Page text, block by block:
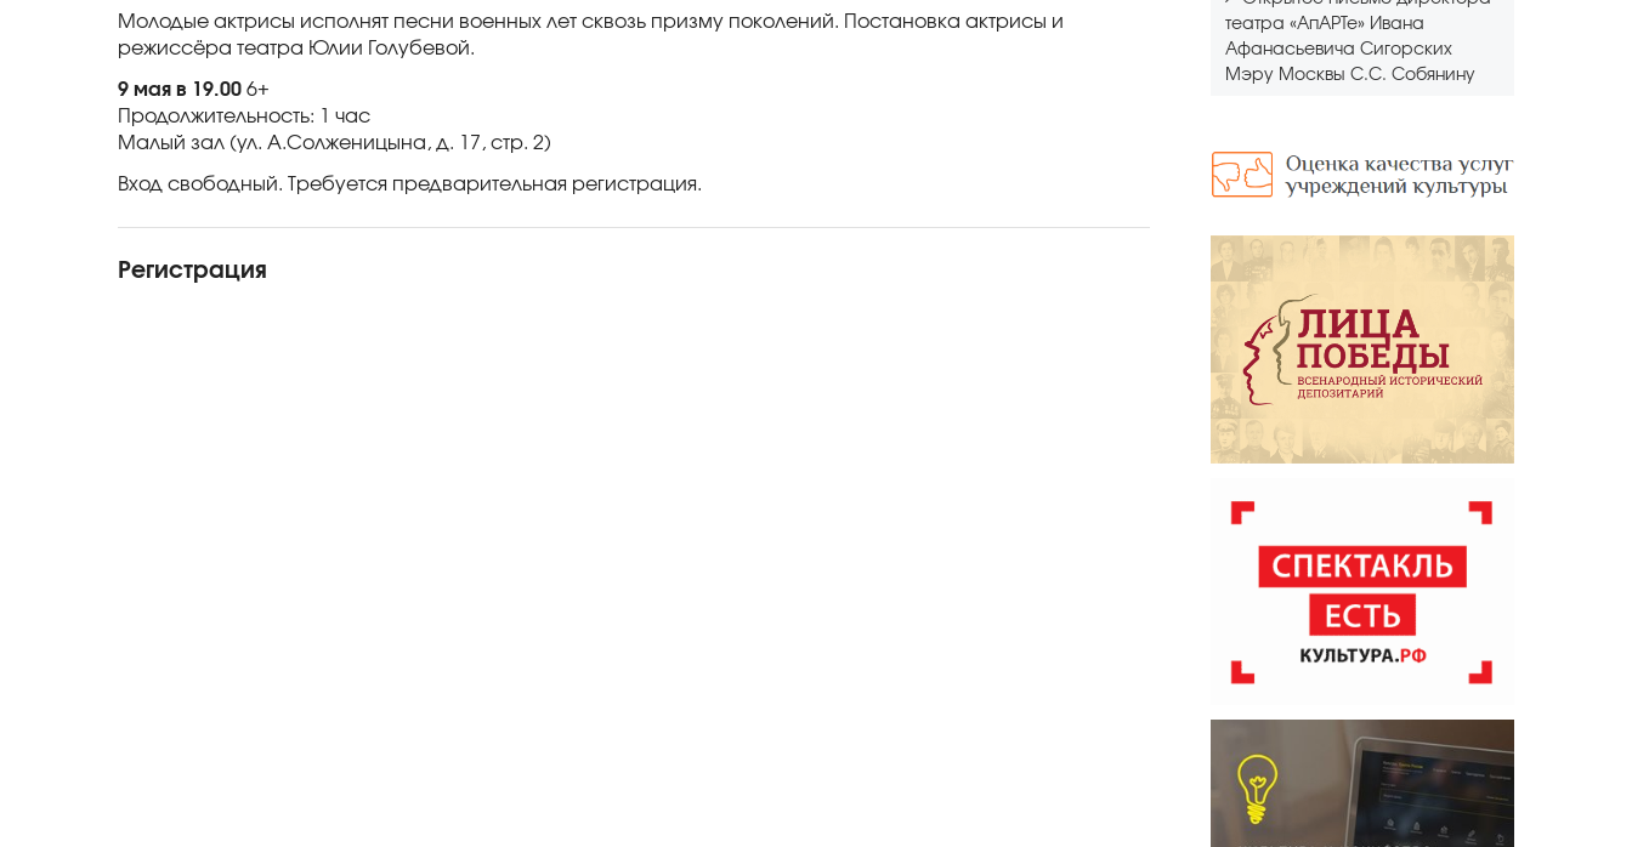
Молодые актрисы исполнят песни военных лет сквозь призму поколений. Постановка актрисы и
режиссёра театра Юлии Голубевой.
9 мая в 19.00 6+
Продолжительность: 1 час
Малый зал (ул. А.Солженицына, д. 17, стр. 2)
Вход свободный. Требуется предварительная регистрация.
Регистрация
театра «АпАРТе» Ивана
Афанасьевича Сигорских
Мэру Москвы С.С. Собянину